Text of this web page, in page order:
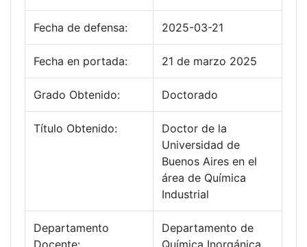
Fecha de defensa: 2025-03-21
Fecha en portada: 21 de marzo 2025
Grado Obtenido: Doctorado
Título Obtenido:
Doctor de la
Universidad de
Buenos Aires en el
área de Química
Industrial
Departamento
Departamento de